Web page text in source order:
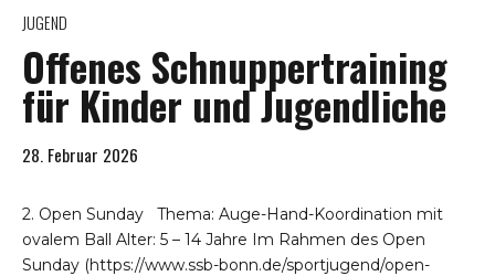
JUGEND
Offenes Schnuppertraining
für Kinder und Jugendliche
28. Februar 2026
2. Open Sunday Thema: Auge-Hand-Koordination mit
ovalem Ball Alter: 5 – 14 Jahre Im Rahmen des Open
Sunday (https://www.ssb-bonn.de/sportjugend/open-